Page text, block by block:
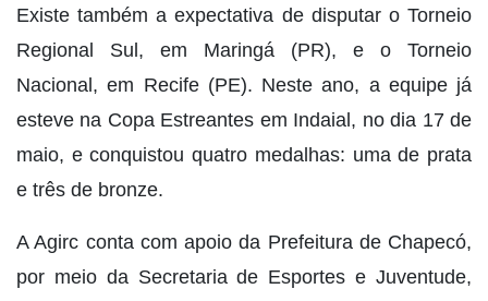
Existe também a expectativa de disputar o Torneio
Regional Sul, em Maringá (PR), e o Torneio
Nacional, em Recife (PE). Neste ano, a equipe já
esteve na Copa Estreantes em Indaial, no dia 17 de
maio, e conquistou quatro medalhas: uma de prata
e três de bronze.
A Agirc conta com apoio da Prefeitura de Chapecó,
por meio da Secretaria de Esportes e Juventude,